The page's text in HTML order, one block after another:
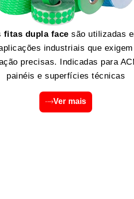
fitas dupla face são utilizadas
industriais que exigem
precisas. Indicadas para
painéis e superfícies técnicas
Ver mais